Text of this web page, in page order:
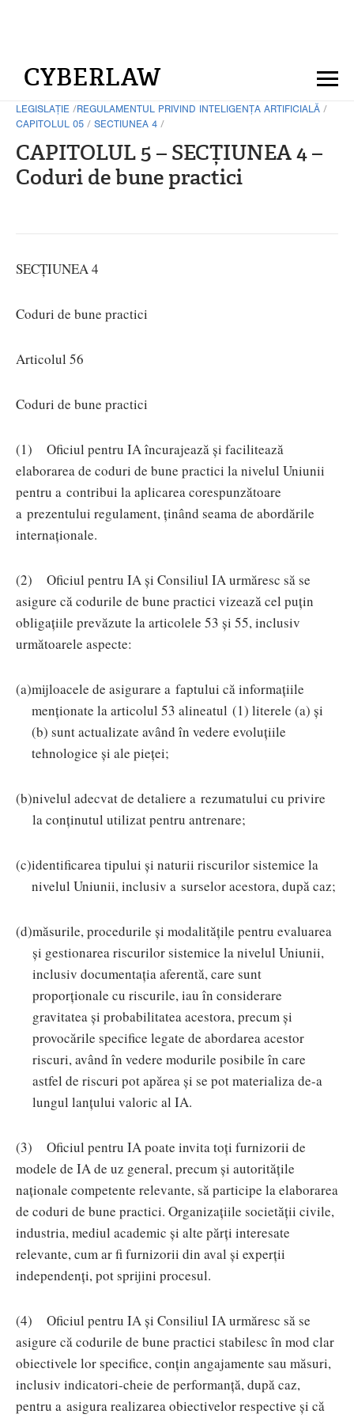
CYBERLAW
LEGISLAȚIE /REGULAMENTUL PRIVIND INTELIGENȚA ARTIFICIALĂ /
CAPITOLUL 05 / SECTIUNEA 4 /
CAPITOLUL 5 – SECȚIUNEA 4 –
Coduri de bune practici
SECȚIUNEA 4
Coduri de bune practici
Articolul 56
Coduri de bune practici
(1) Oficiul pentru IA încurajează și facilitează
elaborarea de coduri de bune practici la nivelul Uniunii
pentru a contribui la aplicarea corespunzătoare
a prezentului regulament, ținând seama de abordările
internaționale.
(2) Oficiul pentru IA și Consiliul IA urmăresc să se
asigure că codurile de bune practici vizează cel puțin
obligațiile prevăzute la articolele 53 și 55, inclusiv
următoarele aspecte:
(a)mijloacele de asigurare a faptului că informațiile
menționate la articolul 53 alineatul (1) literele (a) și
(b) sunt actualizate având în vedere evoluțiile
tehnologice și ale pieței;
(b)nivelul adecvat de detaliere a rezumatului cu privire
la conținutul utilizat pentru antrenare;
(c)identificarea tipului și naturii riscurilor sistemice la
nivelul Uniunii, inclusiv a surselor acestora, după caz;
(d)măsurile, procedurile și modalitățile pentru evaluarea
și gestionarea riscurilor sistemice la nivelul Uniunii,
inclusiv documentația aferentă, care sunt
proporționale cu riscurile, iau în considerare
gravitatea și probabilitatea acestora, precum și
provocările specifice legate de abordarea acestor
riscuri, având în vedere modurile posibile în care
astfel de riscuri pot apărea și se pot materializa de-a
lungul lanțului valoric al IA.
(3) Oficiul pentru IA poate invita toți furnizorii de
modele de IA de uz general, precum și autoritățile
naționale competente relevante, să participe la elaborarea
de coduri de bune practici. Organizațiile societății civile,
industria, mediul academic și alte părți interesate
relevante, cum ar fi furnizorii din aval și experții
independenți, pot sprijini procesul.
(4) Oficiul pentru IA și Consiliul IA urmăresc să se
asigure că codurile de bune practici stabilesc în mod clar
obiectivele lor specifice, conțin angajamente sau măsuri,
inclusiv indicatori-cheie de performanță, după caz,
pentru a asigura realizarea obiectivelor respective și că